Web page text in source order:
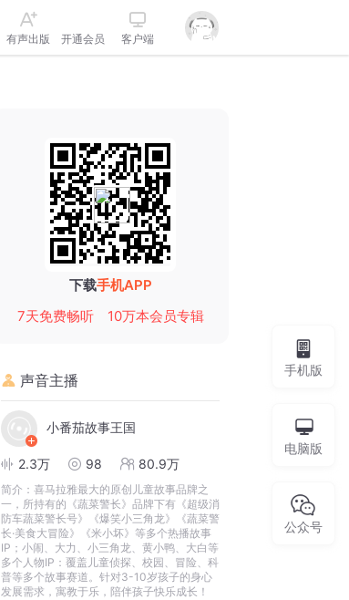
有声出版 开通会员 客户端
下载手机APP
7天免费畅听
10万本会员专辑
声音主播
小番茄故事王国
2.3万 98 80.9万
简介： 喜马拉雅最大的原创儿童故事品牌之
一，所持有的《蔬菜警长》品牌下有《超级消
防车蔬菜警长号》《爆笑小三角龙》《蔬菜警
长·美食大冒险》《米小坏》等多个热播故事
IP；小闹、大力、小三角龙、黄小鸭、大白等
多个人物IP：覆盖儿童侦探、校园、冒险、科
普等多个故事赛道。针对3-10岁孩子的身心
发展需求，寓教于乐，陪伴孩子快乐成长！
手机版
电脑版
公众号